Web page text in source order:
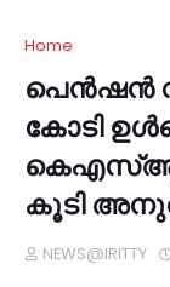
Home
പെൻഷൻ
കോടി
കൂടി
NEWS@IRITTY